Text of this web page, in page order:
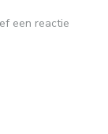
een reactie